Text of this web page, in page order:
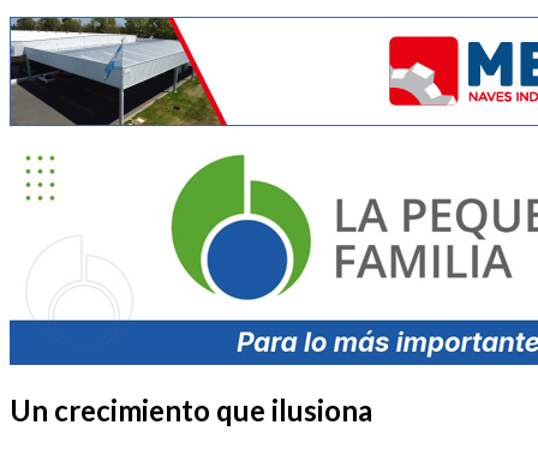
Un crecimiento que ilusiona